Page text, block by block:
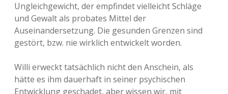
Ungleichgewicht, der empfindet vielleicht Schläge
und Gewalt als probates Mittel der
Auseinandersetzung. Die gesunden Grenzen sind
gestört, bzw. nie wirklich entwickelt worden.
Willi erweckt tatsächlich nicht den Anschein, als
hätte es ihm dauerhaft in seiner psychischen
Entwicklung geschadet, aber wissen wir, mit